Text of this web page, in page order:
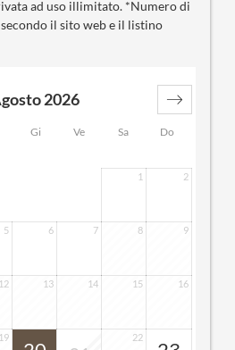
ad uso illimitato. *Numero di
il sito web e il listino
Gi Ve Sa Do
2026
1 2
5 6 7 8 9
12 13 14 15 16
19 22